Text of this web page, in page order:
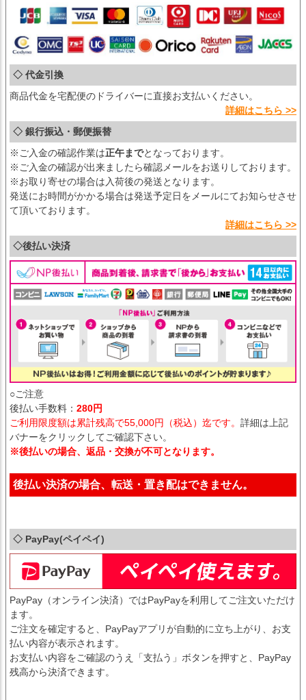
◇ 代金引換
商品代金を宅配便のドライバーに直接お支払いください。
詳細はこちら >>
◇ 銀行振込・郵便振替
※ご入金の確認作業は正午までとなっております。
※ご入金の確認が出来ましたら確認メールをお送りしております。
※お取り寄せの場合は入荷後の発送となります。
発送にお時間がかかる場合は発送予定日をメールにてお知らせさせ
て頂いております。
詳細はこちら >>
◇後払い決済
○ご注意
後払い手数料： 280円
ご利用限度額は累計残高で55,000円（税込）迄です。 詳細は上記
バナーをクリックしてご確認下さい。
※後払いの場合、返品・交換が不可となります。
後払い決済の場合、転送・置き配はできません。
◇ PayPay(ペイペイ)
PayPay（オンライン決済）ではPayPayを利用してご注文いただけ
ます。
ご注文を確定すると、PayPayアプリが自動的に立ち上がり、お支
払い内容が表示されます。
お支払い内容をご確認のうえ「支払う」ボタンを押すと、PayPay
残高から決済できます。